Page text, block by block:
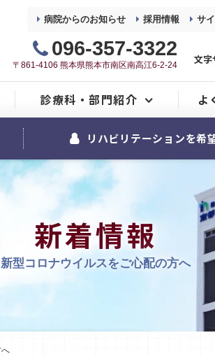
病院からのお知らせ 採用情報 サ
096-357-3322
〒861-4106 熊本県熊本市南区南高江6-2-24 文字
診療科・部門紹介
整形外科
内科
麻酔科
リハビリテーション室
看護部
よ
リハビリテーションを希
新着情報
新型コロナウイルスをご心配の方へ